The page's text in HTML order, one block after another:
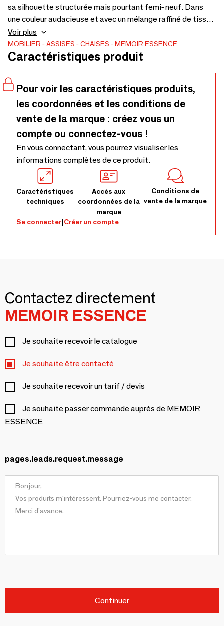
sa silhouette structurée mais pourtant femi- neuf. Dans
une couleur audacieuse et avec un mélange raffiné de tissus,
cette pièce a dans le détail de l'assise l'expression de
flamme et la force du design illustré par son entrelacement
délicat. Cette chaise de bar peut rendre votre bar spécial
Voir plus
MOBILIER ASSISES CHAISES MEMOIR ESSENCE
Caractéristiques produit
Pour voir les caractéristiques produits,
les coordonnées et les conditions de
vente de la marque : créez vous un
compte ou connectez-vous !
En vous connectant, vous pourrez visualiser les
informations complètes de ce produit.
Caractéristiques
techniques
Accès aux
coordonnées de la
marque
Conditions de
vente de la marque
Se connecter|Créer un compte
Contactez directement
MEMOIR ESSENCE
Je souhaite recevoir le catalogue
Je souhaite être contacté
Je souhaite recevoir un tarif / devis
Je souhaite passer commande auprès de MEMOIR
ESSENCE
pages.leads.request.message
Continuer